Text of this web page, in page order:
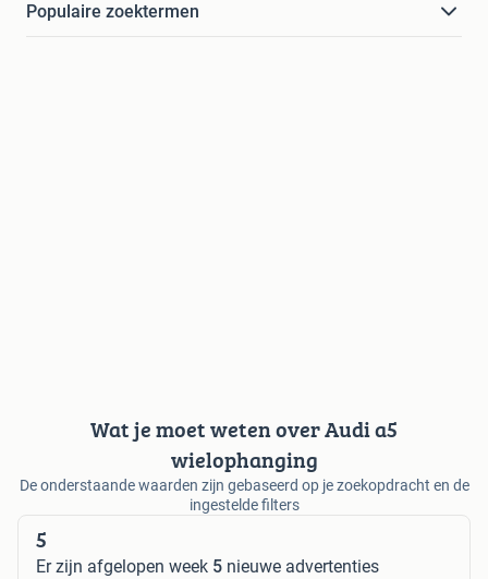
Populaire zoektermen
Wat je moet weten over Audi a5
wielophanging
De onderstaande waarden zijn gebaseerd op je zoekopdracht en de
ingestelde filters
5
Er zijn afgelopen week 5 nieuwe advertenties